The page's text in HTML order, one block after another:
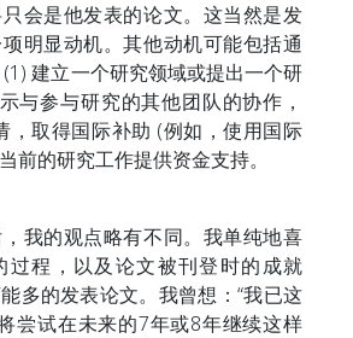
会是他发表的论文。这当然是发
明显动机。其他动机可能包括通
建立一个研究领域或提出一个研
与参与研究的其他团队的协作，
，取得国际补助 (例如，使用国际
前的研究工作提供资金支持。
我的观点略有不同。我单纯地喜
过程，以及论文被刊登时的成就
多的发表论文。我曾想：“我已这
尝试在未来的7年或8年继续这样